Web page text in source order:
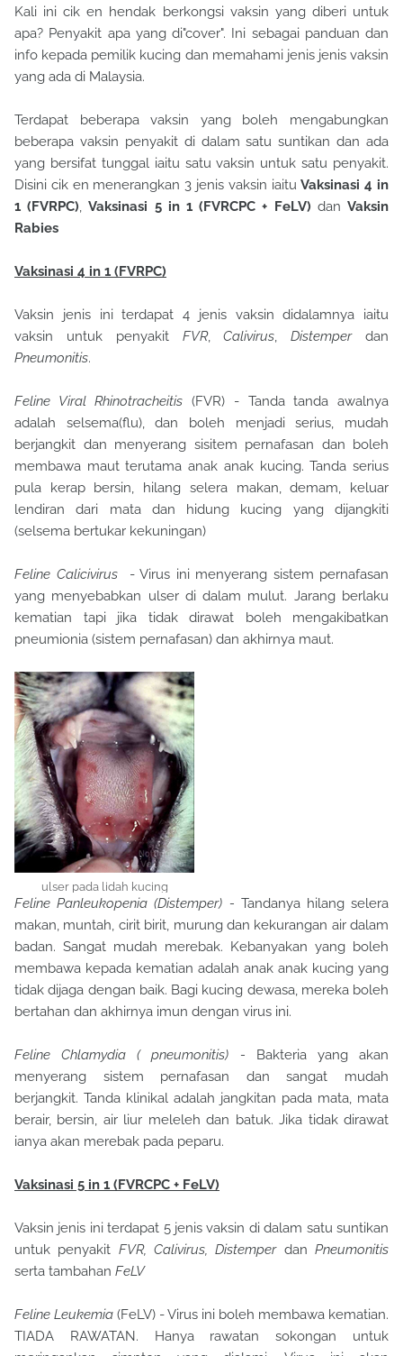
Kali ini cik en hendak berkongsi vaksin yang diberi untuk
apa? Penyakit apa yang di"cover". Ini sebagai panduan dan
info kepada pemilik kucing dan memahami jenis jenis vaksin
yang ada di Malaysia.
Terdapat beberapa vaksin yang boleh mengabungkan
beberapa vaksin penyakit di dalam satu suntikan dan ada
yang bersifat tunggal iaitu satu vaksin untuk satu penyakit.
Disini cik en menerangkan 3 jenis vaksin iaituVaksinasi 4 in
1 (FVRPC),Vaksinasi 5 in 1 (FVRCPC + FeLV) danVaksin
Rabies
Vaksinasi 4 in 1 (FVRPC)
Vaksin jenis ini terdapat 4 jenis vaksin didalamnya iaitu
vaksin untuk penyakit FVR,Calivirus,Distemperdan
Pneumonitis.
Feline Viral Rhinotracheitis (FVR) - Tanda tanda awalnya
adalah selsema(flu), dan boleh menjadi serius, mudah
berjangkit dan menyerang sisitem pernafasan dan boleh
membawa maut terutama anak anak kucing. Tanda serius
pula kerap bersin, hilang selera makan, demam, keluar
lendiran dari mata dan hidung kucing yang dijangkiti
(selsema bertukar kekuningan)
Feline Calicivirus
- Virus ini menyerang sistem pernafasan
yang menyebabkan ulser di dalam mulut. Jarang berlaku
kematian tapi jika tidak dirawat boleh mengakibatkan
pneumionia (sistem pernafasan) dan akhirnya maut.
ulser pada lidah kucing
Feline Panleukopenia (Distemper) - Tandanya hilang selera
makan, muntah, cirit birit, murung dan kekurangan air dalam
badan. Sangat mudah merebak. Kebanyakan yang boleh
membawa kepada kematian adalah anak anak kucing yang
tidak dijaga dengan baik. Bagi kucing dewasa, mereka boleh
bertahan dan akhirnya imun dengan virus ini.
Feline Chlamydia ( pneumonitis) - Bakteria yang akan
menyerang sistem pernafasan dan sangat mudah
berjangkit. Tanda klinikal adalah jangkitan pada mata, mata
berair, bersin, air liur meleleh dan batuk. Jika tidak dirawat
ianya akan merebak pada peparu.
Vaksinasi 5 in 1 (FVRCPC + FeLV)
Vaksin jenis ini terdapat 5 jenis vaksin di dalam satu suntikan
untuk penyakit FVR, Calivirus, DistemperdanPneumonitis
serta tambahan FeLV
Feline Leukemia (FeLV) - Virus ini boleh membawa kematian.
TIADA RAWATAN. Hanya rawatan sokongan untuk